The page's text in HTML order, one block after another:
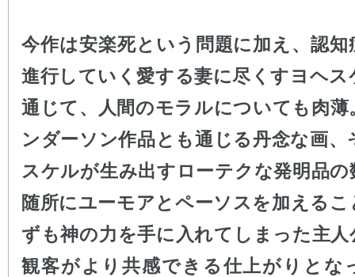
今作は安楽死という問題に加え、認知
進行していく愛する妻に尽くすヨヘス
通じて、人間のモラルについても肉薄
ンダーソン作品とも通じる丹念な画、
スケルが生み出すローテクな発明品の
随所にユーモアとペーソスを加えるこ
ずも神の力を手に入れてしまった主人
観客がより共感できる仕上がりとな